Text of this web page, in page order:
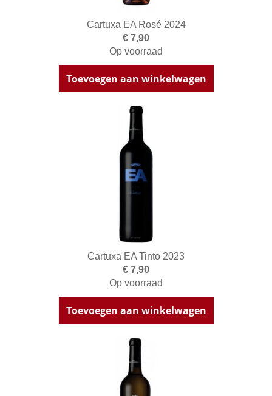
Cartuxa EA Rosé 2024
€ 7,90
Op voorraad
Toevoegen aan winkelwagen
Cartuxa EA Tinto 2023
€ 7,90
Op voorraad
Toevoegen aan winkelwagen